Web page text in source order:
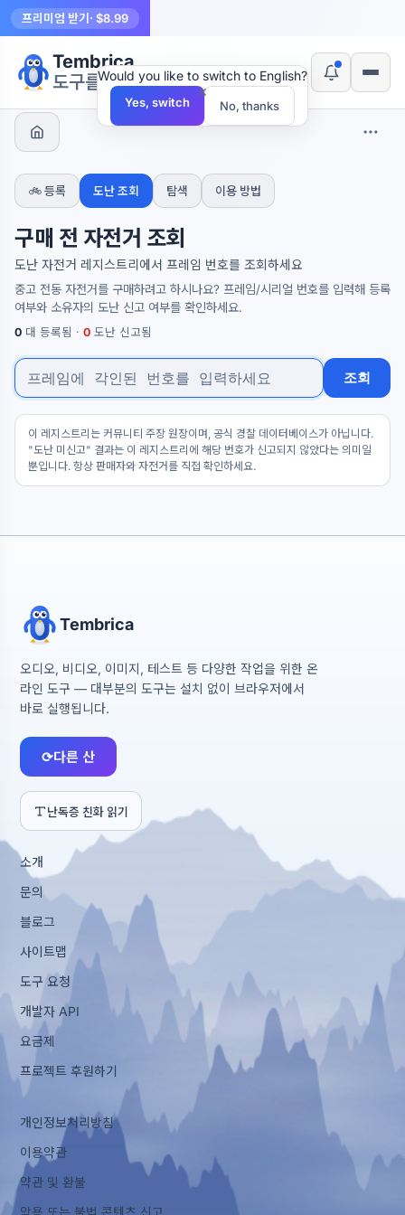
프리미엄 받기· $8.99
Tembrica
도구를 만듭니다
🚲 등록 도난 조회 탐색 이용 방법
구매 전 자전거 조회
도난 자전거 레지스트리에서 프레임 번호를 조회하세요
중고 전동 자전거를 구매하려고 하시나요? 프레임/시리얼 번호를 입력해 등록
여부와 소유자의 도난 신고 여부를 확인하세요.
0 대 등록됨 · 0 도난 신고됨
조회
이 레지스트리는 커뮤니티 주장 원장이며, 공식 경찰 데이터베이스가 아닙니다.
"도난 미신고" 결과는 이 레지스트리에 해당 번호가 신고되지 않았다는 의미일
뿐입니다. 항상 판매자와 자전거를 직접 확인하세요.
Tembrica
오디오, 비디오, 이미지, 테스트 등 다양한 작업을 위한 온
라인 도구 — 대부분의 도구는 설치 없이 브라우저에서
바로 실행됩니다.
⟳다른 산
난독증 친화 읽기
소개
문의
블로그
사이트맵
도구 요청
개발자 API
요금제
프로젝트 후원하기
개인정보처리방침
이용약관
약관 및 환불
악용 또는 불법 콘텐츠 신고
×
Would you like to switch to English?
Yes, switch No, thanks